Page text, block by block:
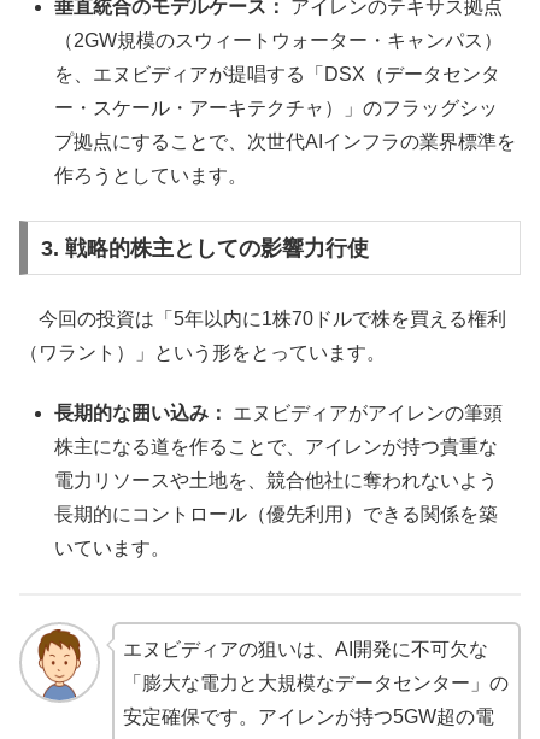
垂直統合のモデルケース：
アイレンのテキサス拠点
（2GW規模のスウィートウォーター・キャンパス）
を、エヌビディアが提唱する「DSX（データセンタ
ー・スケール・アーキテクチャ）」のフラッグシッ
プ拠点にすることで、次世代AIインフラの業界標準を
作ろうとしています。
3. 戦略的株主としての影響力行使
今回の投資は「5年以内に1株70ドルで株を買える権利
（ワラント）」という形をとっています。
長期的な囲い込み：
エヌビディアがアイレンの筆頭
株主になる道を作ることで、アイレンが持つ貴重な
電力リソースや土地を、競合他社に奪われないよう
長期的にコントロール（優先利用）できる関係を築
いています。
エヌビディアの狙いは、AI開発に不可欠な
「膨大な電力と大規模なデータセンター」の
安定確保です。アイレンが持つ5GW超の電